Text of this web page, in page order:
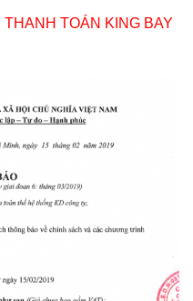
TOÁN KING BAY